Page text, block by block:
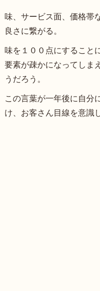
味、サービス面、価格帯
良さに繋がる。
味を１００点にすること
要素が疎かになってしま
うだろう。
この言葉が一年後に自分
け、お客さん目線を意識